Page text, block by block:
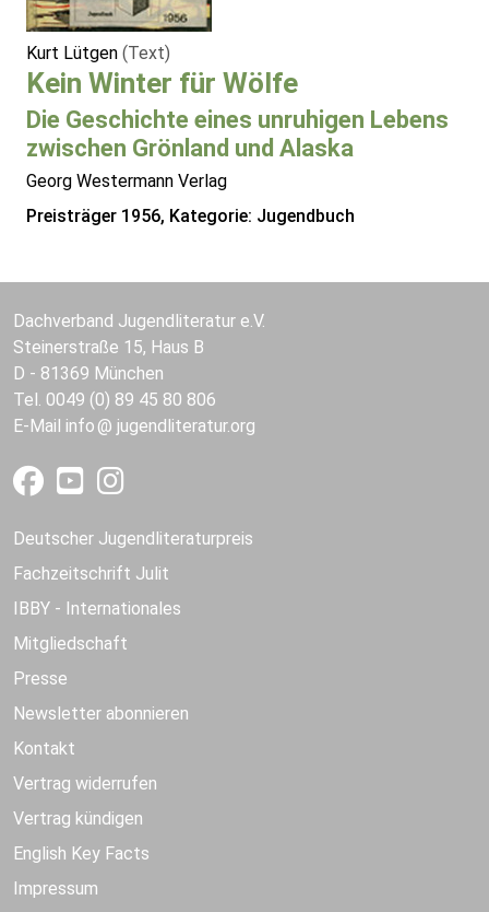
Kurt Lütgen (Text)
Kein Winter für Wölfe
Die Geschichte eines unruhigen Lebens
zwischen Grönland und Alaska
Georg Westermann Verlag
Preisträger 1956, Kategorie: Jugendbuch
Dachverband Jugendliteratur e.V.
Steinerstraße 15, Haus B
D - 81369 München
Tel. 0049 (0) 89 45 80 806
E-Mail info jugendliteratur.org
Deutscher Jugendliteraturpreis
Fachzeitschrift Julit
IBBY - Internationales
Mitgliedschaft
Presse
Newsletter abonnieren
Kontakt
Vertrag widerrufen
Vertrag kündigen
English Key Facts
Impressum